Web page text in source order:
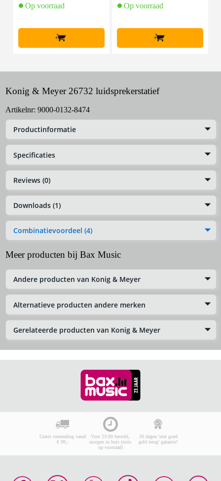
Op voorraad
+
Op voorraad
+
Konig & Meyer 26732 luidsprekerstatief
Artikelnr: 9000-0132-8474
Productinformatie
Specificaties
Reviews (0)
Downloads (1)
Combinatievoordeel (4)
Meer producten bij Bax Music
Andere producten van Konig & Meyer
Alternatieve producten andere merken
Gerelateerde producten van Konig & Meyer
Gratis verzending vanaf
€ 99,-
Voor 23:00 besteld,
morgen in huis (mits
op voorraad)
30 dagen 'niet goed
geld terug' garantie!